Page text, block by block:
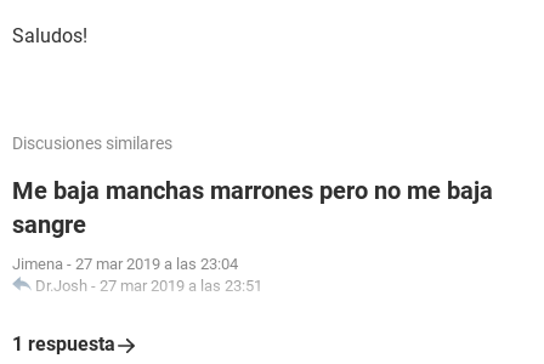
Saludos!
Discusiones similares
Me baja manchas marrones pero no me baja
sangre
Jimena - 27 mar 2019 a las 23:04
Dr.Josh - 27 mar 2019 a las 23:51
1 respuesta